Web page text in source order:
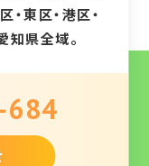
・東区・港区・
知県全域。